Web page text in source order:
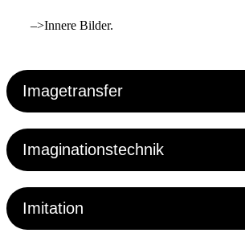
–>Innere Bilder.
Imagetransfer
Imaginationstechnik
Imitation